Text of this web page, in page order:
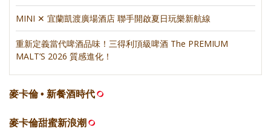
MINI ✕ 宜蘭凱渡廣場酒店 聯手開啟夏日玩樂新航線
重新定義當代啤酒品味！三得利頂級啤酒 The PREMIUM
MALT’S 2026 質感進化！
麥卡倫 • 新餐酒時代
麥卡倫甜蜜新浪潮